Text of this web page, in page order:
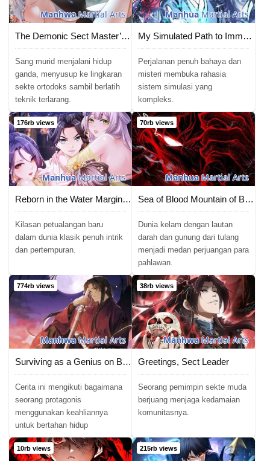
ManhwaMartial Arts
The Demonic Sect Master’s Secret Apprentice
Sang murid menjalani hidup
ganda, menyusup ke lingkaran
sekte ortodoks sambil berlatih
teknik terlarang.
ManhuaMartial Arts
My Simulated Path to Immortality
Perjalanan penuh bahaya dan
misteri membuka rahasia
sistem simulasi yang
kompleks.
176rb views
ManhuaMartial Arts
Reborn in the Water Margin World as the Strongest Wu Dalang
Kilasan petualangan baru
dalam dunia klasik penuh intrik
dan pertempuran.
70rb views
ManhuaMartial Arts
Sea of Blood Mountain of Bones
Dunia kelam dengan lautan
darah dan gunung dari tulang
menjadi medan perjuangan para
pahlawan.
774rb views
ManhwaMartial Arts
Surviving as a Genius on Borrowed Time
Cerita ini mengikuti bagaimana
seorang protagonis
menggunakan keahliannya
untuk bertahan hidup
38rb views
ManhwaMartial Arts
Greetings, Sect Leader
Seorang pemimpin sekte muda
berjuang menjaga kedamaian
komunitasnya.
10rb views 215rb views